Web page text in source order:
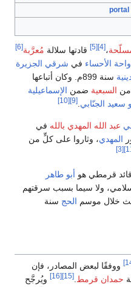
، [5] قادتها سلالة مُعرَّبة
واحة الأحساءفي شرقي الجزيرة
سنة 899م. وكان أتباعها
السبعيةضمن الإسماعيلية
سعيد الجنّابي .
[10]
عبد الله المهدي باللهفي
المهدي، وثاروا على كلٍّ من
[3]
قرمطي هو أبو طاهر
ولا سيما بسبب سرقتهم
خلال موسم الحجسنة
ووفقًا لبعض المصادر، فإن
حمدان قرمط.
[16]
ويُرجَّح